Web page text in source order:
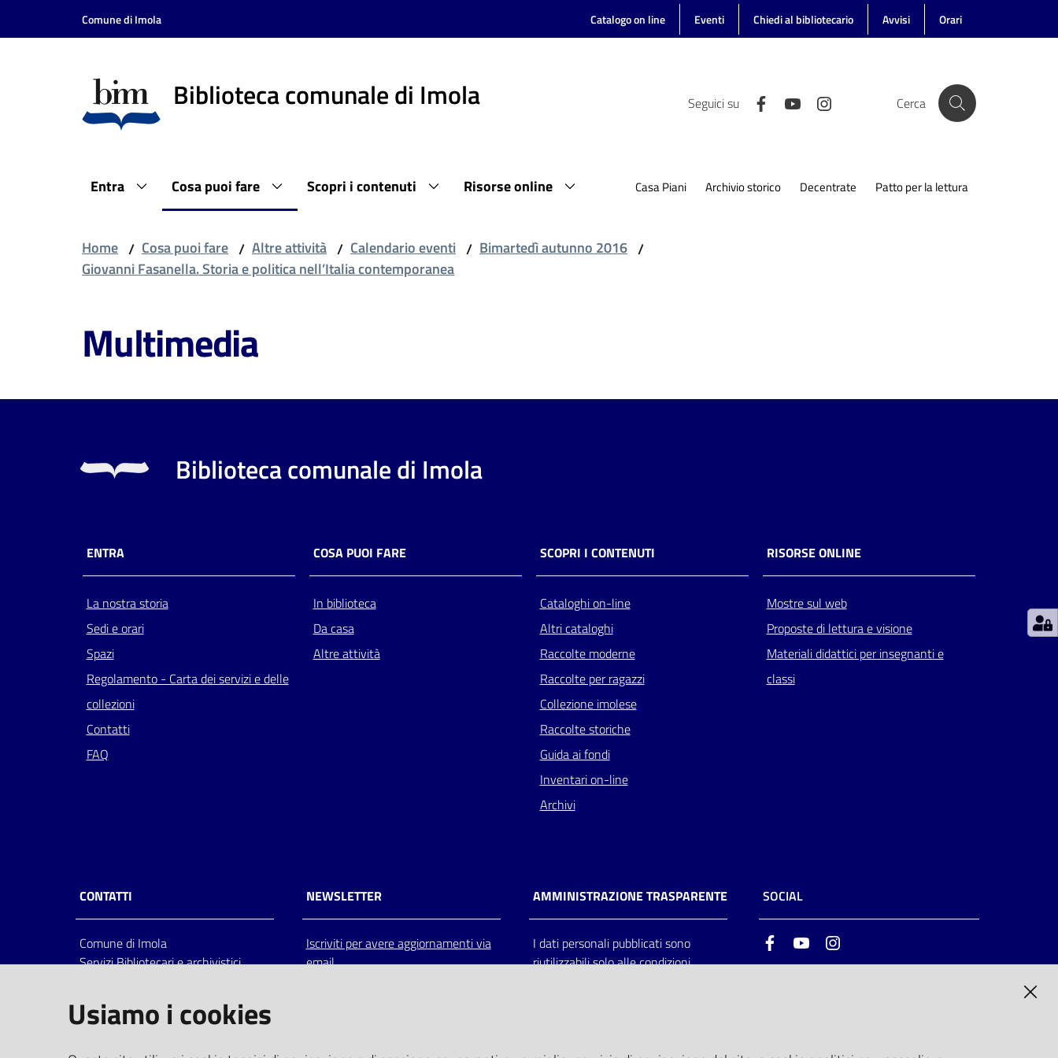
Vai al contenuto
Vai alla navigazione
Comune di Imola Catalogo on line Eventi Chiedi al bibliotecario Avvisi Orari
Biblioteca comunale di Imola Seguici su Cerca
Entra Cosa puoi fare Scopri i contenuti Risorse online Casa Piani Archivio storico Decentrate Patto per la lettura
Home / Cosa puoi fare / Altre attività / Calendario eventi / Bimartedì autunno 2016 /
Giovanni Fasanella. Storia e politica nell’Italia contemporanea
Multimedia
Biblioteca comunale di Imola
ENTRA
La nostra storia
Sedi e orari
Spazi
Regolamento - Carta dei servizi e delle
collezioni
Contatti
FAQ
COSA PUOI FARE
In biblioteca
Da casa
Altre attività
SCOPRI I CONTENUTI
Cataloghi on-line
Altri cataloghi
Raccolte moderne
Raccolte per ragazzi
Collezione imolese
Raccolte storiche
Guida ai fondi
Inventari on-line
Archivi
RISORSE ONLINE
Mostre sul web
Proposte di lettura e visione
Materiali didattici per insegnanti e
classi
CONTATTI
Comune di Imola
Servizi Bibliotecari e archivistici
Italia
centralino: tel 0542.6026.36 fax
NEWSLETTER
Iscriviti per avere aggiornamenti via
email
AMMINISTRAZIONE TRASPARENTE
I dati personali pubblicati sono
riutilizzabili solo alle condizioni
SOCIAL
FacebookYoutube
Usiamo i cookies